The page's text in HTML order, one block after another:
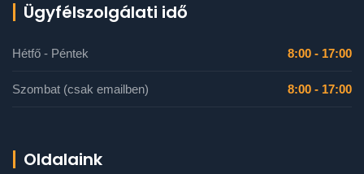
Ügyfélszolgálati idő
Hétfő - Péntek 8:00 - 17:00
Szombat (csak emailben) 8:00 - 17:00
Oldalaink